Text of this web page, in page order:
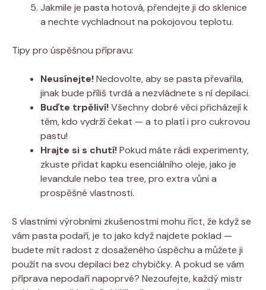
Jakmile je pasta hotová, přendejte ji do sklenice
a nechte vychladnout na pokojovou teplotu.
Tipy pro úspěšnou přípravu:
Neusínejte!Nedovolte, aby se pasta převařila,
jinak bude příliš tvrdá a nezvládnete s ní depilaci.
Buďte trpěliví!Všechny dobré věci přicházejí k
těm, kdo vydrží čekat — a to platí i pro cukrovou
pastu!
Hrajte si s chutí!Pokud máte rádi experimenty,
zkuste přidat kapku esenciálního oleje, jako je
levandule nebo tea tree, pro extra vůni a
prospěšné vlastnosti.
S vlastními výrobními zkušenostmi mohu říct, že když se
vám pasta podaří, je to jako když najdete poklad —
budete mít radost z dosaženého úspěchu a můžete ji
použít na svou depilaci bez chybičky. A pokud se vám
příprava nepodaří napoprvé? Nezoufejte, každý mistr